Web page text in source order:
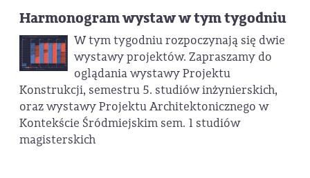
Harmonogram wystaw w tym tygodniu
W tym tygodniu rozpoczynają się dwie
wystawy projektów. Zapraszamy do
oglądania wystawy Projektu
Konstrukcji, semestru 5. studiów inżynierskich,
oraz wystawy Projektu Architektonicznego w
Kontekście Śródmiejskim sem. 1 studiów
magisterskich